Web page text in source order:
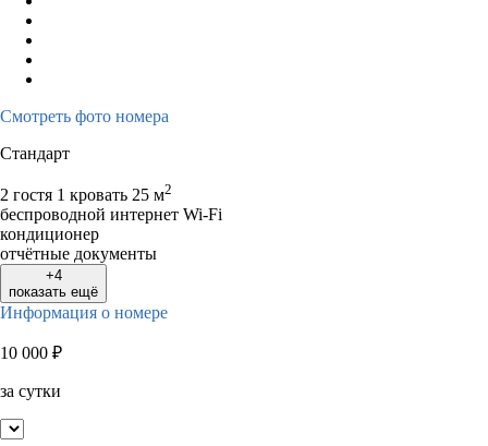
Смотреть фото номера
Стандарт
2 гостя 1 кровать 25 м2
беспроводной интернет Wi-Fi
кондиционер
отчётные документы
+4
показать ещё
Информация о номере
10 000 ₽
за сутки